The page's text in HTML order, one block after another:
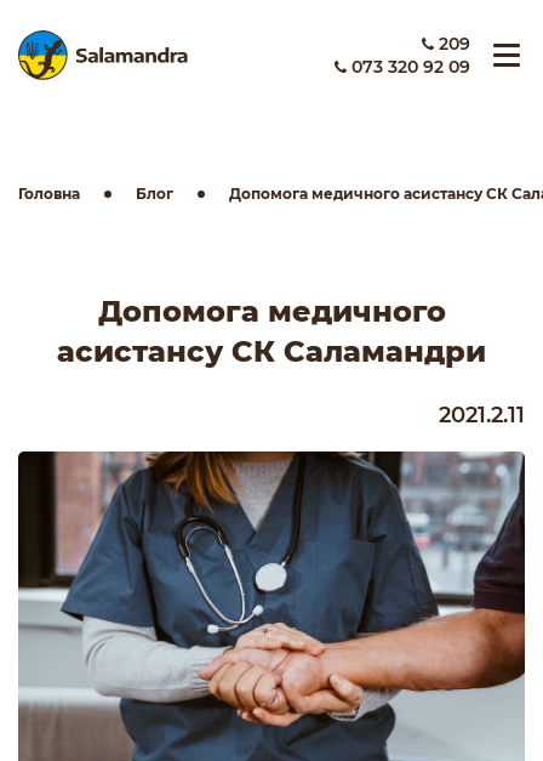
209
073 320 92 09
Головна Блог Допомога медичного асистансу СК
Допомога медичного
асистансу СК Саламандри
2021.2.11